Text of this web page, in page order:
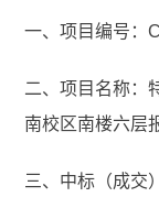
一、项目编号：
二、项目名称：
南校区南楼六层
三、中标（成交